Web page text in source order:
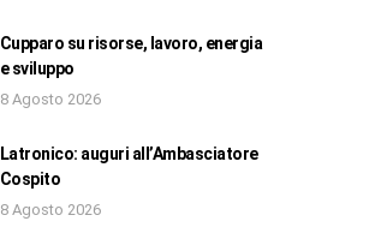
Cupparo su risorse, lavoro, energia
e sviluppo
8 Agosto 2026
Latronico: auguri all’Ambasciatore
Cospito
8 Agosto 2026